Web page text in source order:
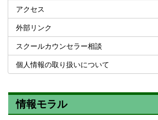
アクセス
外部リンク
スクールカウンセラー相談
個人情報の取り扱いについて
情報モラル